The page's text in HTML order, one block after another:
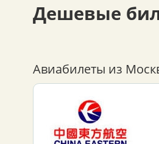
Дешевые
Авиабилеты из